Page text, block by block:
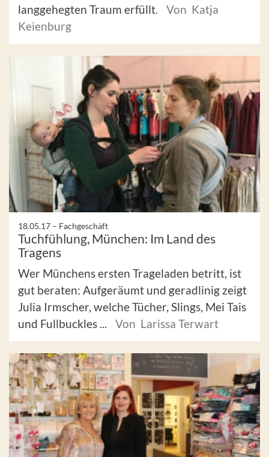
langgehegten Traum erfüllt.
Von Katja
Keienburg
18.05.17 – Fachgeschäft
Tuchfühlung, München: Im Land des
Tragens
Wer Münchens ersten Trageladen betritt, ist
gut beraten: Aufgeräumt und geradlinig zeigt
Julia Irmscher, welche Tücher, Slings, Mei Tais
und Fullbuckles ...
Von Larissa Terwart